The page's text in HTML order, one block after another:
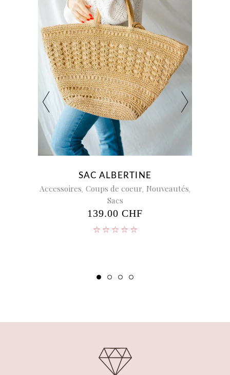
SAC ALBERTINE
Accessoires Coups de coeur Nouveautés
Sacs
139.00 CHF